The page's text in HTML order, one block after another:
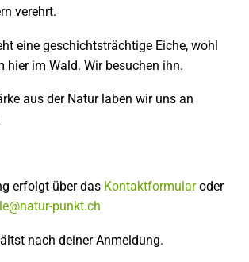
verehrt.
eine geschichtsträchtige Eiche, wohl
hier im Wald. Wir besuchen ihn.
aus der Natur laben wir uns an
erfolgt über das Kontaktformularoder
punkt.ch
nach deiner Anmeldung.